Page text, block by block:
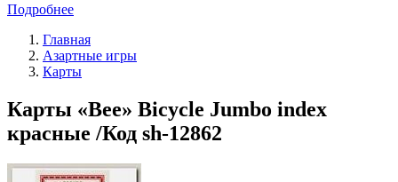
Подробнее
Главная
Азартные игры
Карты
Карты «Bee» Bicycle Jumbo index
красные /Код sh-12862